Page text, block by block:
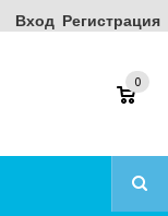
Вход Регистрация
0